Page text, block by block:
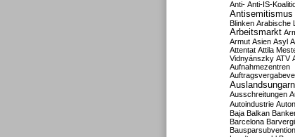
Anti- Anti-IS-
Antisemitismus
Blinken Arabische
Arbeitsmarkt
Armut Asien Asyl
Attentat Attila
Vidnyánszky ATV
Aufnahmezentren
Auslandsungarn
Ausschreitungen
Autoindustrie
Baja Balkan
Barcelona
Bausparsubvention